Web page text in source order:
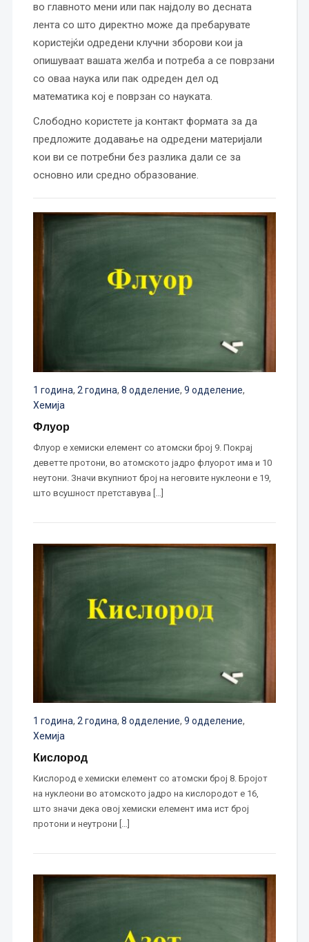
во главното мени или пак најдолу во десната
лента со што директно може да пребарувате
користејќи одредени клучни зборови кои ја
опишуваат вашата желба и потреба а се поврзани
со оваа наука или пак одреден дел од
математика кој е поврзан со науката.
Слободно користете ја контакт формата за да
предложите додавање на одредени материјали
кои ви се потребни без разлика дали се за
основно или средно образование.
1 година, 2 година, 8 одделение, 9 одделение,
Хемија
Флуор
Флуор е хемиски елемент со атомски број 9. Покрај
деветте протони, во атомското јадро флуорот има и 10
неутони. Значи вкупниот број на неговите нуклеони е 19,
што всушност претставува […]
1 година, 2 година, 8 одделение, 9 одделение,
Хемија
Кислород
Кислород е хемиски елемент со атомски број 8. Бројот
на нуклеони во атомското јадро на кислородот е 16,
што значи дека овој хемиски елемент има ист број
протони и неутрони […]